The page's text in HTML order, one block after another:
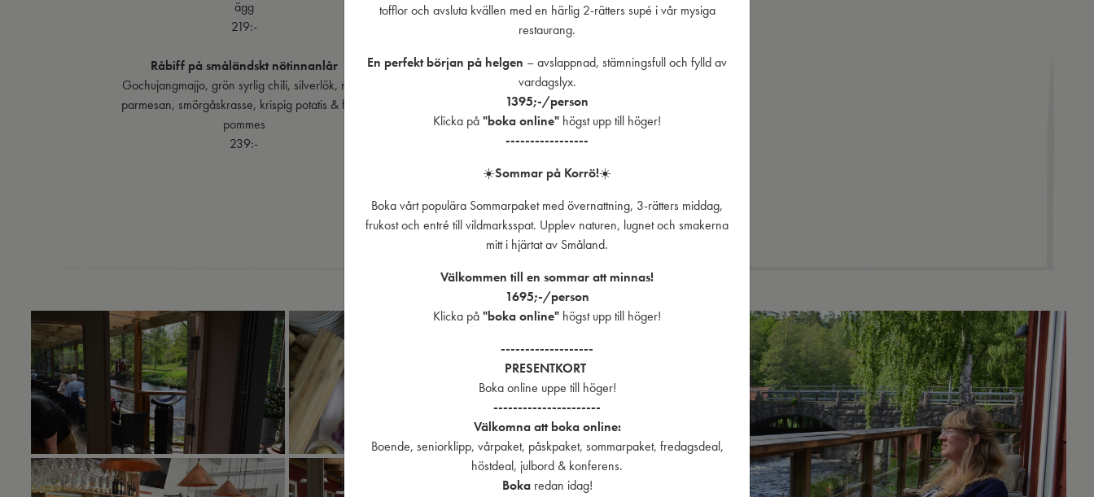
ägg
219:-
Råbiff på småländskt nötinnanlår
Gochujangmajjo, grön syrlig chili, silverlök, riven
parmesan, smörgåskrasse, krispig potatis & färsk
pommes
239:-
brioche, vår ketchup, tryffelmajjo, senapspicklad
silverlök, krispsallad, bifftomat, färsk pommes och
229:-
Den klassiska Korrö schnitzeln
på småländskt kött, räkor, vit sparris, sky & bearnaise,
citron & färsk pommes frites
tofflor och avsluta kvällen med en härlig 2-rätters supé i vår mysiga
restaurang.
En perfekt början på helgen – avslappnad, stämningsfull och fylld av
vardagslyx.
1395;-/person
Klicka på"boka online" högst upp till höger!
-----------------
☀️Sommar på Korrö!☀️
Boka vårt populära Sommarpaket med övernattning, 3-rätters middag,
frukost och entré till vildmarksspat. Upplev naturen, lugnet och smakerna
mitt i hjärtat av Småland.
Välkommen till en sommar att minnas!
1695;-/person
Klicka på"boka online" högst upp till höger!
-------------------
PRESENTKORT
Boka online uppe till höger!
----------------------
Välkomna att boka online:
Boende, seniorklipp, vårpaket, påskpaket, sommarpaket, fredagsdeal,
höstdeal, julbord & konferens.
Bokaredan idag!